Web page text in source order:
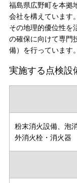
福島県広野町を本拠
会社を構えています。
その地理的優位性を
の確保に向けて専門
備）を行っています。
実施する点検設
粉末消火設備、泡
外消火栓・消火器